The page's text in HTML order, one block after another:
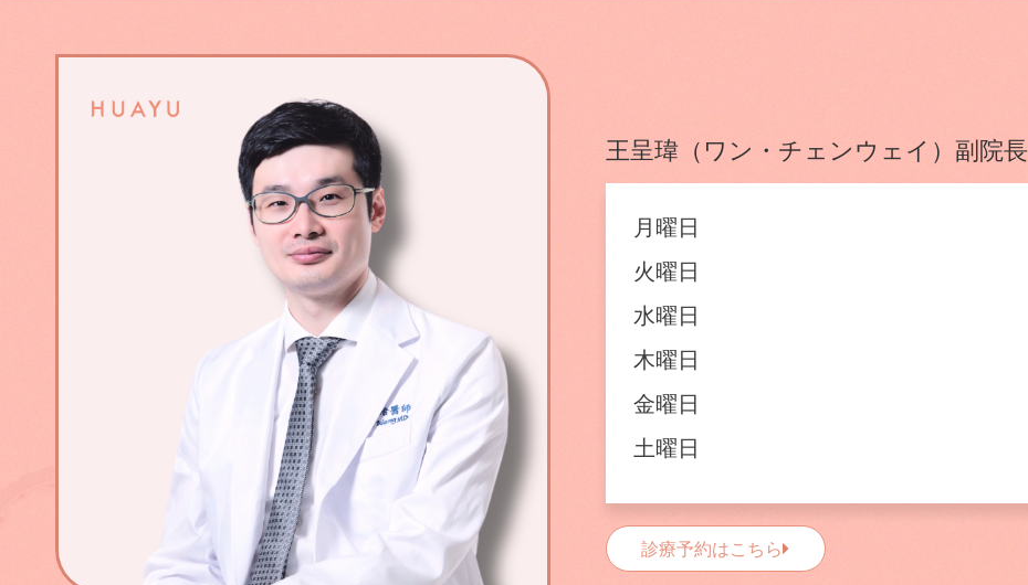
王呈瑋（ワン・チェンウェイ）副院長
月曜日
火曜日
水曜日
木曜日
金曜日
土曜日
診療予約はこちら